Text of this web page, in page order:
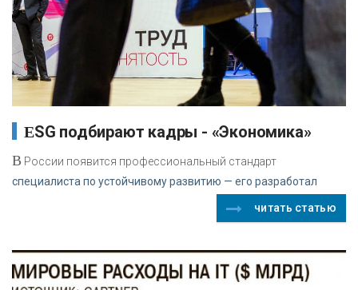
ESG подбирают кадры - «Экономика»
В России появится профессиональный стандарт
специалиста по устойчивому развитию — его разработал
читать статью